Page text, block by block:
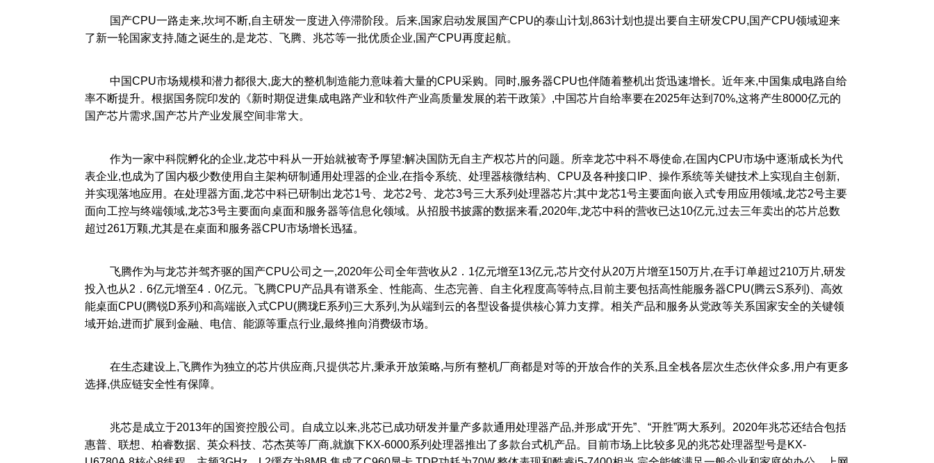
国产CPU一路走来,坎坷不断,自主研发一度进入停滞阶段。后来,国家启动发展国产CPU的泰山计划,863计划也提出要自主研发CPU,国产CPU领域迎来
了新一轮国家支持,随之诞生的,是龙芯、飞腾、兆芯等一批优质企业,国产CPU再度起航。
中国CPU市场规模和潜力都很大,庞大的整机制造能力意味着大量的CPU采购。同时,服务器CPU也伴随着整机出货迅速增长。近年来,中国集成电路自给
率不断提升。根据国务院印发的《新时期促进集成电路产业和软件产业高质量发展的若干政策》,中国芯片自给率要在2025年达到70%,这将产生8000亿元的
国产芯片需求,国产芯片产业发展空间非常大。
作为一家中科院孵化的企业,龙芯中科从一开始就被寄予厚望:解决国防无自主产权芯片的问题。所幸龙芯中科不辱使命,在国内CPU市场中逐渐成长为代
表企业,也成为了国内极少数使用自主架构研制通用处理器的企业,在指令系统、处理器核微结构、CPU及各种接口IP、操作系统等关键技术上实现自主创新,
并实现落地应用。在处理器方面,龙芯中科已研制出龙芯1号、龙芯2号、龙芯3号三大系列处理器芯片;其中龙芯1号主要面向嵌入式专用应用领域,龙芯2号主要
面向工控与终端领域,龙芯3号主要面向桌面和服务器等信息化领域。从招股书披露的数据来看,2020年,龙芯中科的营收已达10亿元,过去三年卖出的芯片总数
超过261万颗,尤其是在桌面和服务器CPU市场增长迅猛。
飞腾作为与龙芯并驾齐驱的国产CPU公司之一,2020年公司全年营收从2．1亿元增至13亿元,芯片交付从20万片增至150万片,在手订单超过210万片,研发
投入也从2．6亿元增至4．0亿元。飞腾CPU产品具有谱系全、性能高、生态完善、自主化程度高等特点,目前主要包括高性能服务器CPU(腾云S系列)、高效
能桌面CPU(腾锐D系列)和高端嵌入式CPU(腾珑E系列)三大系列,为从端到云的各型设备提供核心算力支撑。相关产品和服务从党政等关系国家安全的关键领
域开始,进而扩展到金融、电信、能源等重点行业,最终推向消费级市场。
在生态建设上,飞腾作为独立的芯片供应商,只提供芯片,秉承开放策略,与所有整机厂商都是对等的开放合作的关系,且全栈各层次生态伙伴众多,用户有更多
选择,供应链安全性有保障。
兆芯是成立于2013年的国资控股公司。自成立以来,兆芯已成功研发并量产多款通用处理器产品,并形成“开先”、“开胜”两大系列。2020年兆芯还结合包括
惠普、联想、柏睿数据、英众科技、芯杰英等厂商,就旗下KX-6000系列处理器推出了多款台式机产品。目前市场上比较多见的兆芯处理器型号是KX-